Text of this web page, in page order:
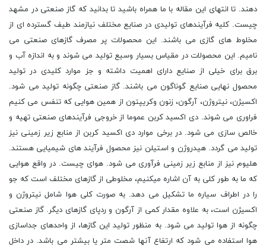
دهند. تا انتهای این مقاله با ما همراه باشید تا بدانید که گاز صنعتی در مشهد
چیست. کلیه فرآیندهای تولیدی در صنایع مختلف نیازمند طیف گسترده ای از
مخلوط های گازی می باشند. این محصولات پر مصرف گازهای صنعتی می
نامیم. این محصولات در مقیاس بسیار وسیع تولید می شوند و به اندازه آب و
برق برای خیلی از صنایع دارای اهمیت داشته و جز موارد کلیدی در تولید
محصول نهایی صنایع گوناگون می باشند. گاز صنعتی چگونه تولید می شود.
اکسیژن، نیتروژن، آرگون، زنون وکریپتون از همین هوایی که تنفس می کنیم
فراوری می شوند. دی اکسید کربن عموما از خروجی فرآیندهای صنعتی تهیه و
خالص سازی می شود. در برخی موارد دی اکسید کربن از منابع زیر زمینی نیز
تولید می گردد. هیدروژن و استیلن نیز محصول فرآیند های شیمیایی هستند.
هلیوم نیز از منابع زیر زمینی فرآوری می شود. هوای چیست. در واقع هوایی
که ما به طور کلی به آن اشاره میکنیم، مخلوطی از گازهای مختلف است که جو
را در اطراف سیاره ما تشکیل می دهد. به صورت کلی هوا شامل نیتروژن و
اکسیژن است، به علاوه مقدار کمی از آرگون و ردپای گازهای دیگر. گاز صنعتی
چگونه از هوا تولید می شود. به منظور تولید این گازها، از واحدهای جداسازی
هوا استفاده می شود که ارتفاع آنها شصت متر یا بیشتر می باشد. در داخل